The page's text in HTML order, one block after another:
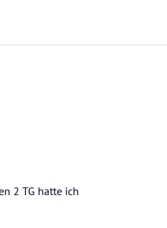
2 TG hatte ich